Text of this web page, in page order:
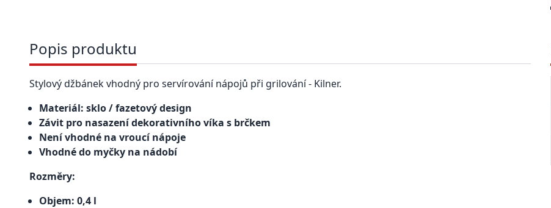
Popis produktu
Stylový džbánek vhodný pro servírování nápojů při grilování - Kilner.
Materiál: sklo / fazetový design
Závit pro nasazení dekorativního víka s brčkem
Není vhodné na vroucí nápoje
Vhodné do myčky na nádobí
Rozměry:
Objem: 0,4 l